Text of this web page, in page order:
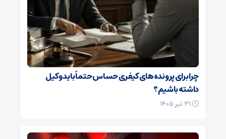
چرا برای پرونده‌های کیفری حساس حتماً باید وکیل
داشته باشیم؟